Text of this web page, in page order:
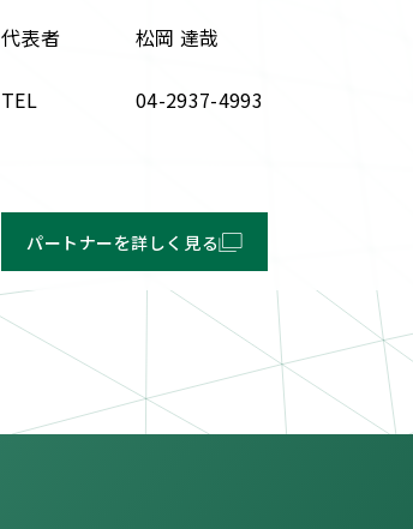
代表者 松岡 達哉
TEL 04-2937-4993
パートナーを詳しく見る